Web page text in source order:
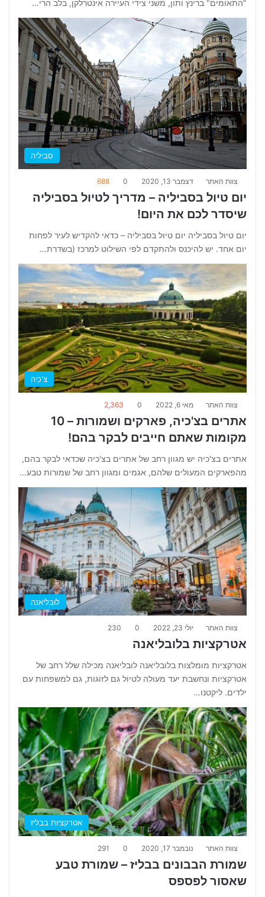
"התאומים" ברינץ ותון, משני צידי העיירה אינטרלקן, בלב הרי…
סביליה
צוות האתר דצמבר 13, 2020 0
688
יום טיול בסביליה – מדריך לטיול בסביליה
שיסדר לכם את היום!
יום טיול בסביליה יום טיול בסביליה – כדאי להקדיש לעיר לפחות
יום אחד. יש להיכנס ולהתקדם לפי השילוט למרכז (בשדרת…
צ'כיה
צוות האתר מאי 6, 2022 0
2,363
אתרים בצ'כיה, פארקים ושמורות – 10
מקומות שאתם חייבים לבקר בהם!
אתרים בצ'כיה יש מגוון רחב של אתרים בצ'כיה שכדאי לבקר בהם,
מהפארקים המעולים שלהם, אגמים ומגוון רחב של שמורות טבע…
לובליאנה
צוות האתר יולי 23, 2022 0
230
אטרקציות בלובליאנה
אטרקציות מומלצות בלובליאנה לובליאנה מכילה שלל רחב של
אטרקציות ונחשבת יעד מעולה לטיול גם לזוגות, גם למשפחות עם
ילדים. ליקטנו…
אטרקציות בבליז
צוות האתר נובמבר 17, 2020 0
291
שמורת הבבונים בבליז – שמורת טבע
שאסור לפספס